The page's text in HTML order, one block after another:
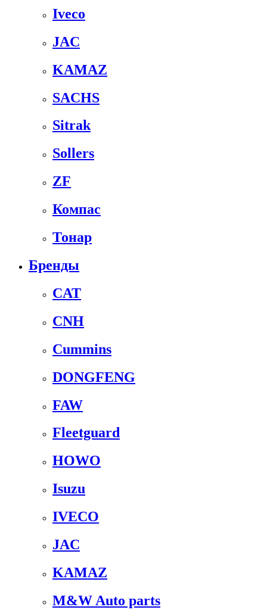
Iveco
JAC
KAMAZ
SACHS
Sitrak
Sollers
ZF
Компас
Тонар
Бренды
CAT
CNH
Cummins
DONGFENG
FAW
Fleetguard
HOWO
Isuzu
IVECO
JAC
KAMAZ
M&W Auto parts